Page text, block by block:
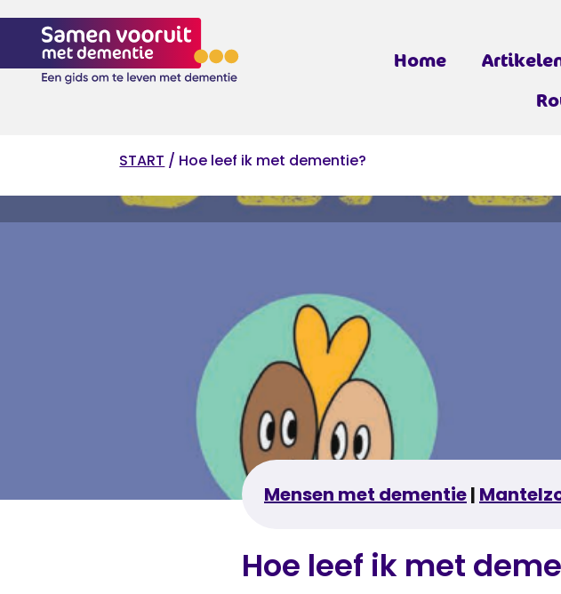
content
Home
START / Hoe leef ik met dementie?
Mensen met dementie|
Hoe leef ik met